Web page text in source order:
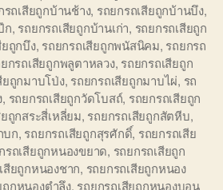
รถเสียถูกบ้านช้าง, รถยกรถเสียถูกบ้านบึง,
ก, รถยกรถเสียถูกบ้านเก่า, รถยกรถเสียถูก
ถูกบึง, รถยกรถเสียถูกพนัสนิคม, รถยกรถ
กรถเสียถูกพลูตาหลวง, รถยกรถเสียถูก
ยถูกมาบโป่ง, รถยกรถเสียถูกมาบไผ่, รถ
, รถยกรถเสียถูกวัดโบสถ์, รถยกรถเสียถูก
ถูกสระสี่เหลี่ยม, รถยกรถเสียถูกสัตหีบ,
บก, รถยกรถเสียถูกสุรศักดิ์, รถยกรถเสีย
รถเสียถูกหนองขยาด, รถยกรถเสียถูก
สียถูกหนองชาก, รถยกรถเสียถูกหนอง
ถูกหนองตำลึง, รถยกรถเสียถูกหนองบอน